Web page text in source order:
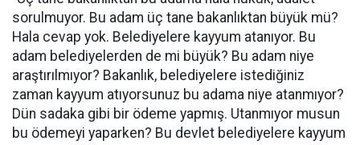
sorulmuyor. Bu adam üç tane bakanlıktan büyük mü?
Hala cevap yok. Belediyelere kayyum atanıyor. Bu
adam belediyelerden de mi büyük? Bu adam niye
araştırılmıyor? Bakanlık, belediyelere istediğiniz
zaman kayyum atıyorsunuz bu adama niye atanmıyor?
Dün sadaka gibi bir ödeme yapmış. Utanmıyor musun
bu ödemeyi yaparken? Bu devlet belediyelere kayyum